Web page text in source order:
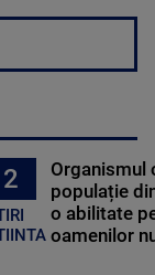
2
Organismul
populație
o abilitate
oamenilor